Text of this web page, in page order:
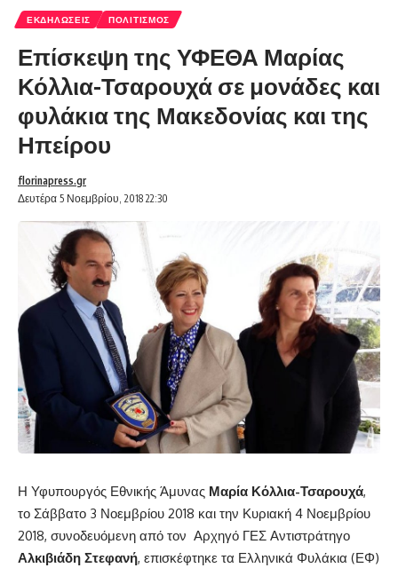
ΕΚΔΗΛΏΣΕΙΣ ΠΟΛΙΤΙΣΜΌΣ
Επίσκεψη της ΥΦΕΘΑ Μαρίας
Κόλλια-Τσαρουχά σε μονάδες και
φυλάκια της Μακεδονίας και της
Ηπείρου
Δευτέρα 5 Νοεμβρίου, 2018 22:30
florinapress.gr
Η Υφυπουργός Εθνικής Άμυνας Μαρία Κόλλια-Τσαρουχά,
το Σάββατο 3 Νοεμβρίου 2018 και την Κυριακή 4 Νοεμβρίου
2018, συνοδευόμενη από τον Αρχηγό ΓΕΣ Αντιστράτηγο
Αλκιβιάδη Στεφανή, επισκέφτηκε τα Ελληνικά Φυλάκια (ΕΦ)